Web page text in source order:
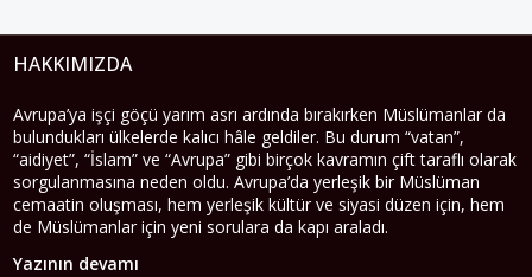
HAKKIMIZDA
Avrupa’ya işçi göçü yarım asrı ardında bırakırken Müslümanlar da
bulundukları ülkelerde kalıcı hâle geldiler. Bu durum “vatan”,
“aidiyet”, “İslam” ve “Avrupa” gibi birçok kavramın çift taraflı olarak
sorgulanmasına neden oldu. Avrupa’da yerleşik bir Müslüman
cemaatin oluşması, hem yerleşik kültür ve siyasi düzen için, hem
de Müslümanlar için yeni sorulara da kapı araladı.
Yazının devamı